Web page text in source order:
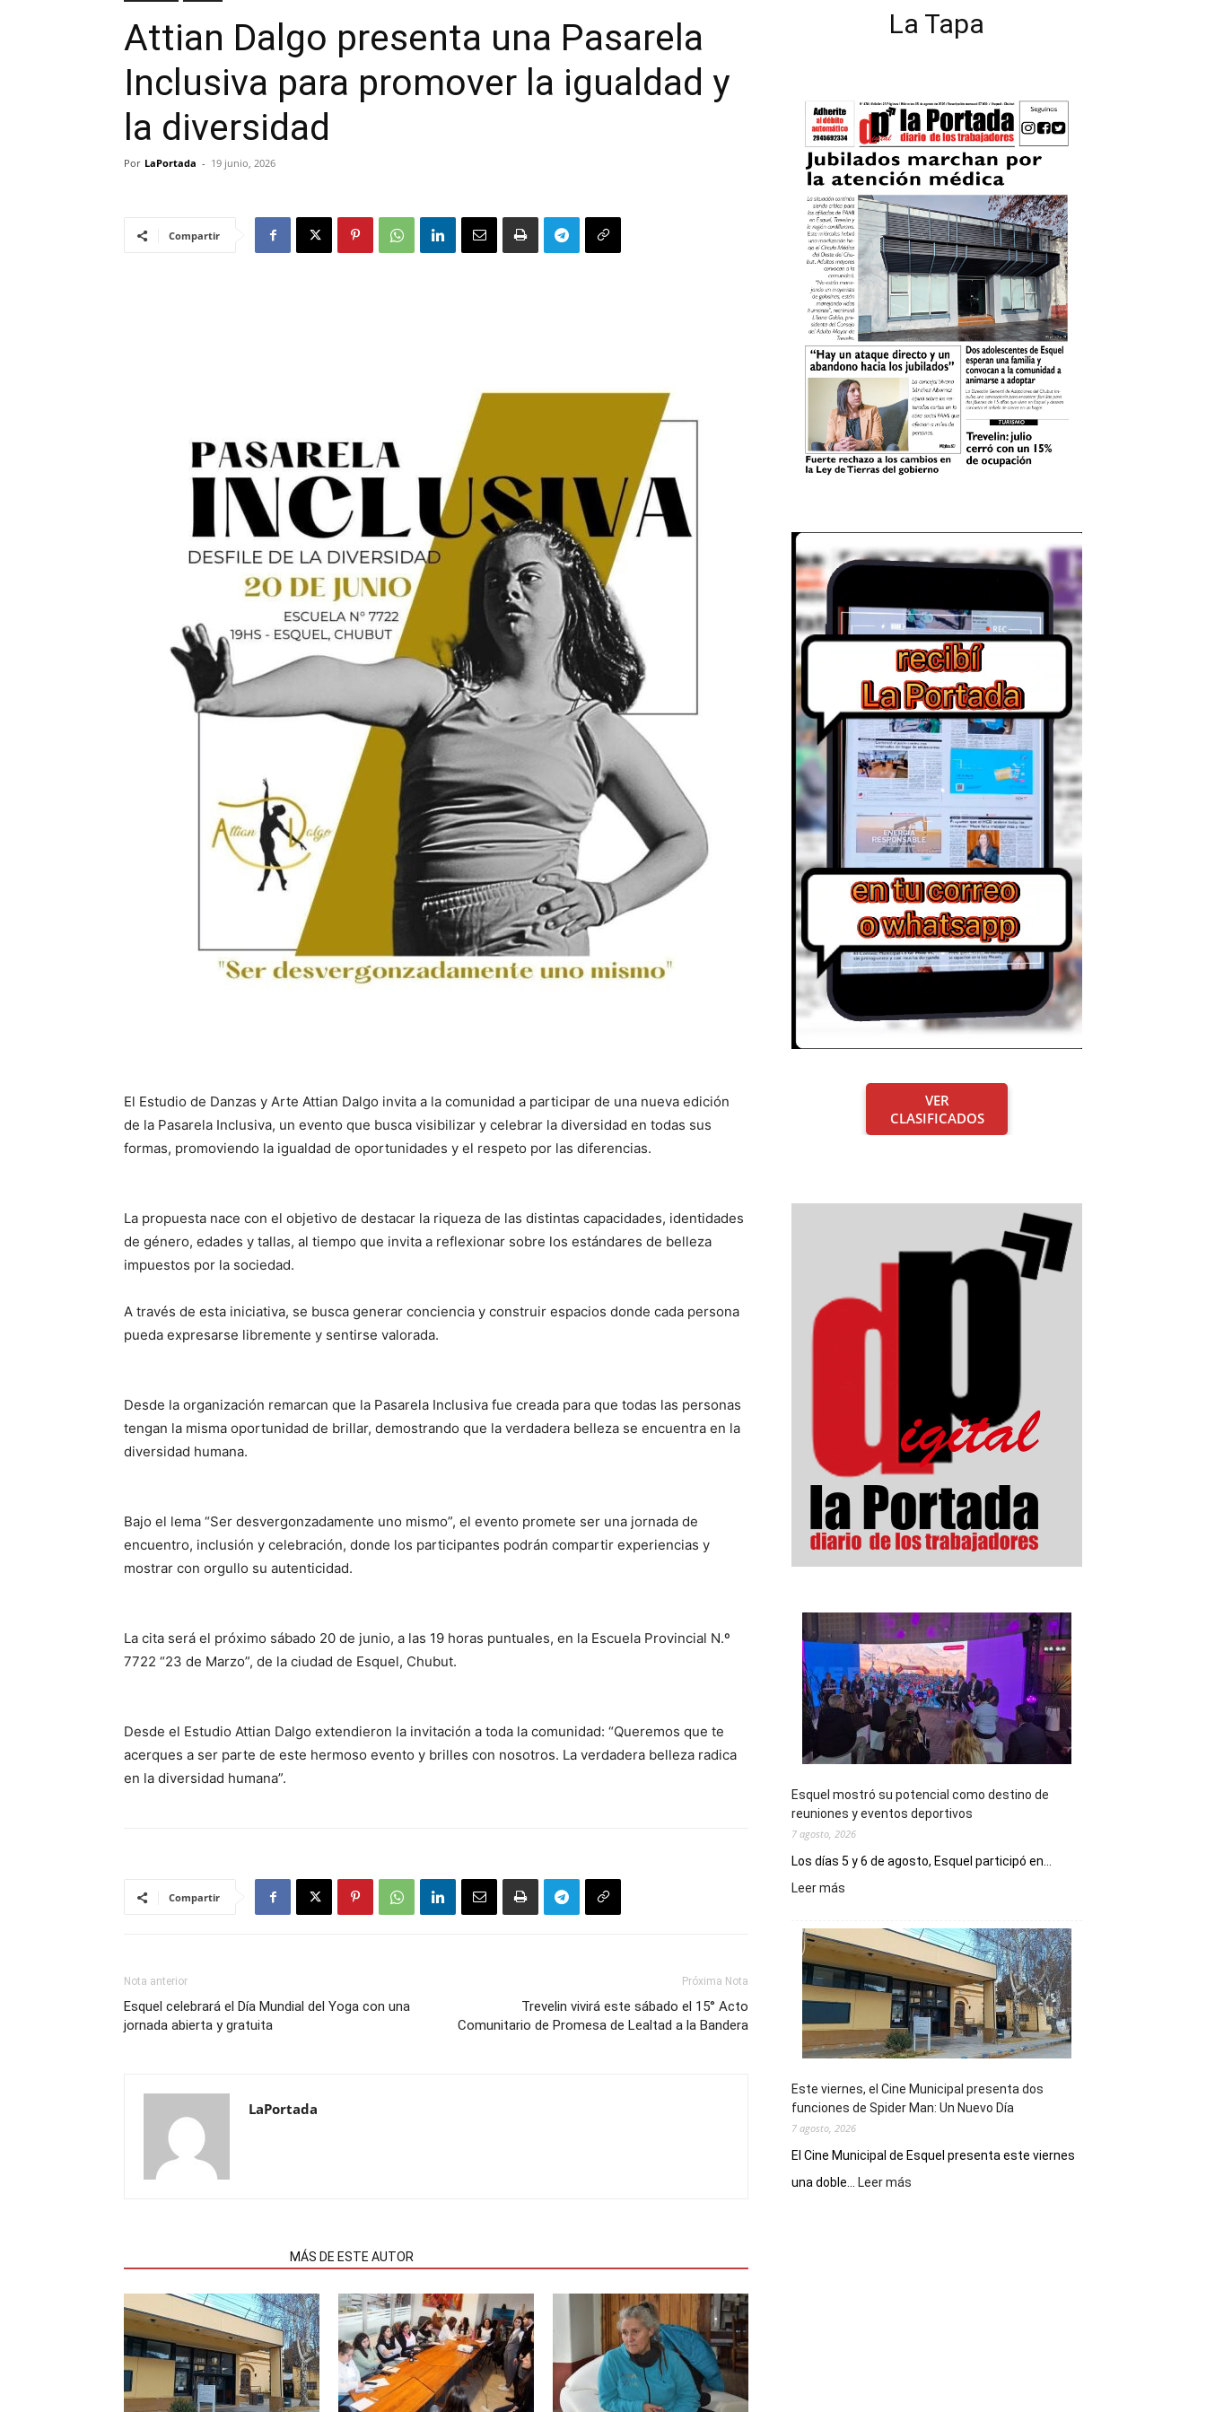
Attian Dalgo presenta una Pasarela
Inclusiva para promover la igualdad y
la diversidad
Por LaPortada - 19 junio, 2026
Compartir
El Estudio de Danzas y Arte Attian Dalgo invita a la comunidad a participar de una nueva edición
de la Pasarela Inclusiva, un evento que busca visibilizar y celebrar la diversidad en todas sus
formas, promoviendo la igualdad de oportunidades y el respeto por las diferencias.
La propuesta nace con el objetivo de destacar la riqueza de las distintas capacidades, identidades
de género, edades y tallas, al tiempo que invita a reflexionar sobre los estándares de belleza
impuestos por la sociedad.
A través de esta iniciativa, se busca generar conciencia y construir espacios donde cada persona
pueda expresarse libremente y sentirse valorada.
Desde la organización remarcan que la Pasarela Inclusiva fue creada para que todas las personas
tengan la misma oportunidad de brillar, demostrando que la verdadera belleza se encuentra en la
diversidad humana.
Bajo el lema “Ser desvergonzadamente uno mismo”, el evento promete ser una jornada de
encuentro, inclusión y celebración, donde los participantes podrán compartir experiencias y
mostrar con orgullo su autenticidad.
La cita será el próximo sábado 20 de junio, a las 19 horas puntuales, en la Escuela Provincial N.º
7722 “23 de Marzo”, de la ciudad de Esquel, Chubut.
Desde el Estudio Attian Dalgo extendieron la invitación a toda la comunidad: “Queremos que te
acerques a ser parte de este hermoso evento y brilles con nosotros. La verdadera belleza radica
en la diversidad humana”.
Compartir
Nota anterior
Esquel celebrará el Día Mundial del Yoga con una
jornada abierta y gratuita
Próxima Nota
Trevelin vivirá este sábado el 15° Acto
Comunitario de Promesa de Lealtad a la Bandera
LaPortada
MÁS DE ESTE AUTOR
La Tapa
VER
CLASIFICADOS
Esquel mostró su potencial como destino de
reuniones y eventos deportivos
7 agosto, 2026
Los días 5 y 6 de agosto, Esquel participó en...
Leer más
su
potencial
como
destino
de
reuniones
y
deportivos
Este viernes, el Cine Municipal presenta dos
funciones de Spider Man: Un Nuevo Día
7 agosto, 2026
El Cine Municipal de Esquel presenta este viernes
una doble...
Leer más